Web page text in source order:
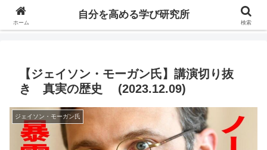
自分の価値を高めるための学びについて研究し、セミナーや情報（ブログ、動
【ジェイソン・モーガン氏】講演切り抜
き 真実の歴史 (2023.12.09)
ジェイソン・モーガン氏
ホーム
自分を高める学び研究所
検索